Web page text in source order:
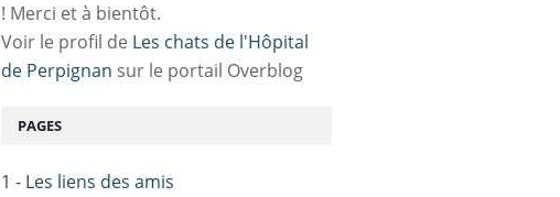
! Merci et à bientôt.
Voir le profil de Les chats de l'Hôpital
de Perpignan sur le portail Overblog
PAGES
1 - Les liens des amis